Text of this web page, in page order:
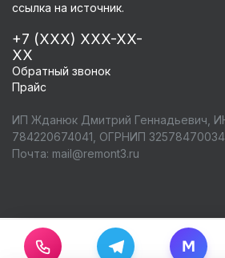
ссылка на источник.
+7 (XXX) XXX-XX-
XX
Обратный звонок
Прайс
ИП Жданюк Дмитрий Геннадьевич,
784220674041, ОГРНИП
Почта: mail@remont3.ru
M